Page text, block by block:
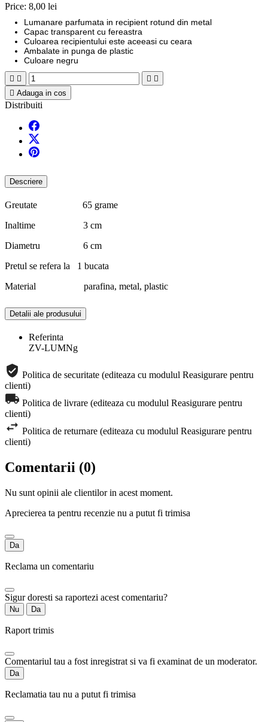
Price: 8,00 lei
Lumanare parfumata in recipient rotund din metal
Capac transparent cu fereastra
Culoarea recipientului este aceeasi cu ceara
Ambalate in punga de plastic
Culoare negru
   
 Adauga in cos
Distribuiti
Descriere
Greutate 65 grame
Inaltime 3 cm
Diametru 6 cm
Pretul se refera la 1 bucata
Material parafina, metal, plastic
Detalii ale produsului
Referinta
ZV-LUMNg
Politica de securitate (editeaza cu modulul Reasigurare pentru
clienti)
Politica de livrare (editeaza cu modulul Reasigurare pentru
clienti)
Politica de returnare (editeaza cu modulul Reasigurare pentru
clienti)
Comentarii (0)
Nu sunt opinii ale clientilor in acest moment.
Aprecierea ta pentru recenzie nu a putut fi trimisa
Da
Reclama un comentariu
Sigur doresti sa raportezi acest comentariu?
Nu Da
Raport trimis
Comentariul tau a fost inregistrat si va fi examinat de un moderator.
Da
Reclamatia tau nu a putut fi trimisa